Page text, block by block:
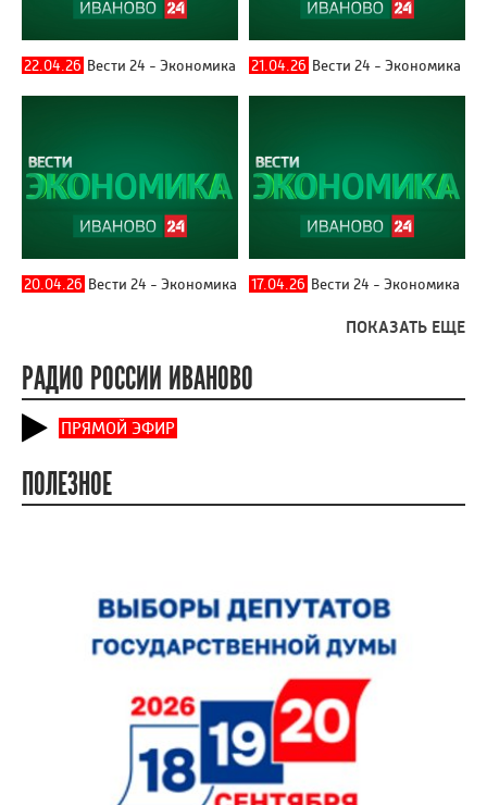
22.04.26 Вести 24 - Экономика 21.04.26 Вести 24 - Экономика
20.04.26 Вести 24 - Экономика 17.04.26 Вести 24 - Экономика
ПОКАЗАТЬ ЕЩЕ
РАДИО РОССИИ ИВАНОВО
ПРЯМОЙ ЭФИР
ПОЛЕЗНОЕ